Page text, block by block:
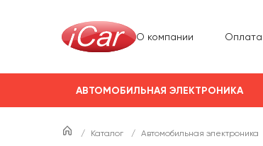
О компании Оплата
АВТОМОБИЛЬНАЯ ЭЛЕКТРОНИКА
/ Каталог / Автомобильная электроника